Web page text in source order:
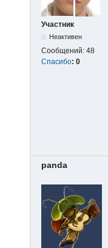
Участник
Неактивен
Сообщений: 48
Спасибо: 0
panda